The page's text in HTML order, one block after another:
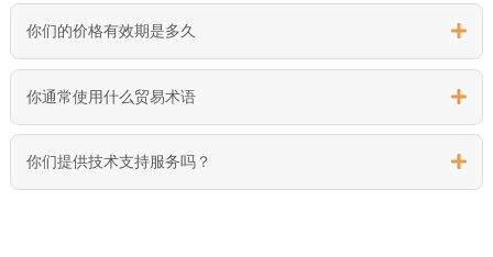
你们的价格有效期是多久
你通常使用什么贸易术语
你们提供技术支持服务吗？